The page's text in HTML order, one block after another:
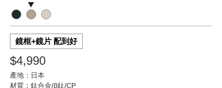
鏡框+鏡片 配到好
$4,990
產地：日本
材質：鈦合金/β鈦/CP